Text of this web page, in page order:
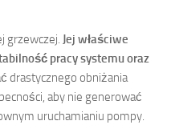
grzewczej. Jej właściwe
pracy systemu oraz
drastycznego obniżania
aby nie generować
uruchamianiu pompy.